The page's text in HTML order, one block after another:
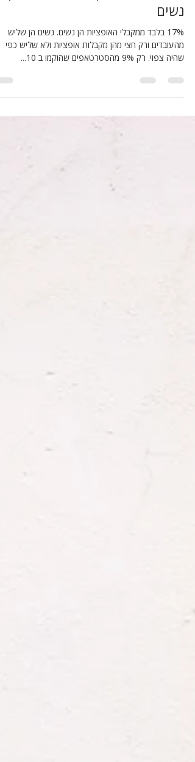
17% בלבד ממקבלי האופציות הן
נשים
17% בלבד ממקבלי האופציות הן נשים. נשים הן שליש
מהעובדים ורק חצי מהן מקבלות אופציות ולא שליש כפי